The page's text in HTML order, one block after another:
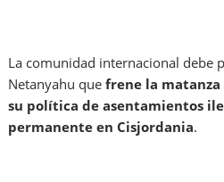
La comunidad internacional debe
Netanyahu quefrene la matanza
su política de asentamientos
permanente en Cisjordania.